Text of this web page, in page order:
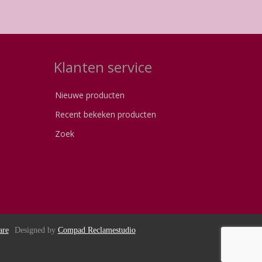
Klanten service
Nieuwe producten
Recent bekeken producten
Zoek
Designed by Compad Reclamestudio